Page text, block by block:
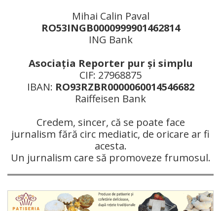
Mihai Calin Paval
RO53INGB0000999901462814
ING Bank
Asociaţia Reporter pur şi simplu
CIF: 27968875
IBAN: RO93RZBR0000060014546682
Raiffeisen Bank
Credem, sincer, că se poate face
jurnalism fără circ mediatic, de oricare ar fi
acesta.
Un jurnalism care să promoveze frumosul.